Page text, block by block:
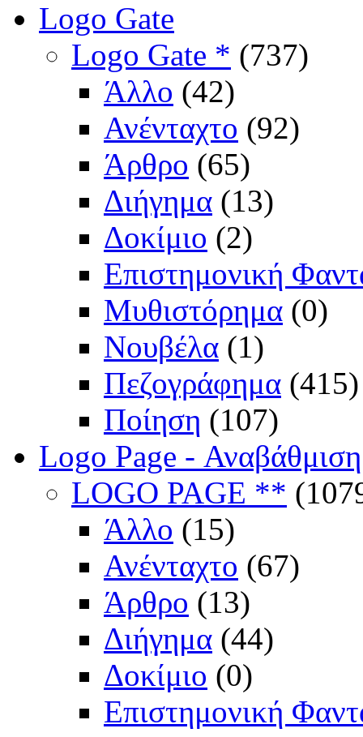
Logo Gate
Logo Gate * (737)
Άλλο (42)
Ανένταχτο (92)
Άρθρο (65)
Διήγημα (13)
Δοκίμιο (2)
Επιστημονική
Μυθιστόρημα (0)
Νουβέλα (1)
Πεζογράφημα (415)
Ποίηση (107)
Logo Page -
LOGO PAGE **
Άλλο (15)
Ανένταχτο (67)
Άρθρο (13)
Διήγημα (44)
Δοκίμιο (0)
Επιστημονική